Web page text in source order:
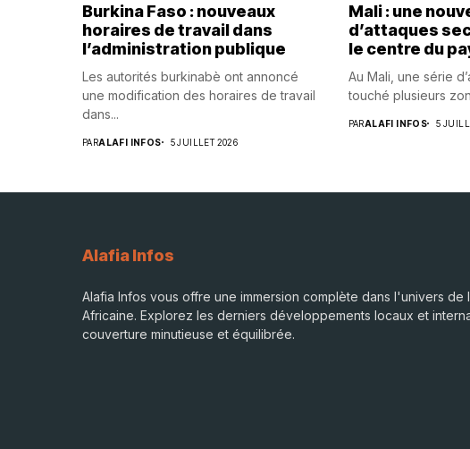
Burkina Faso : nouveaux
horaires de travail dans
l’administration publique
Les autorités burkinabè ont annoncé
une modification des horaires de travail
dans...
PARALAFI INFOS 5 JUILLET 2026
Mali : une
d’attaques
le centre du
Au Mali, une série
touché plusieurs
PARALAFI INFOS 5
Alafia Infos
Alafia Infos vous offre une immersion complète dans l'univers de
Africaine. Explorez les derniers développements locaux et
couverture minutieuse et équilibrée.